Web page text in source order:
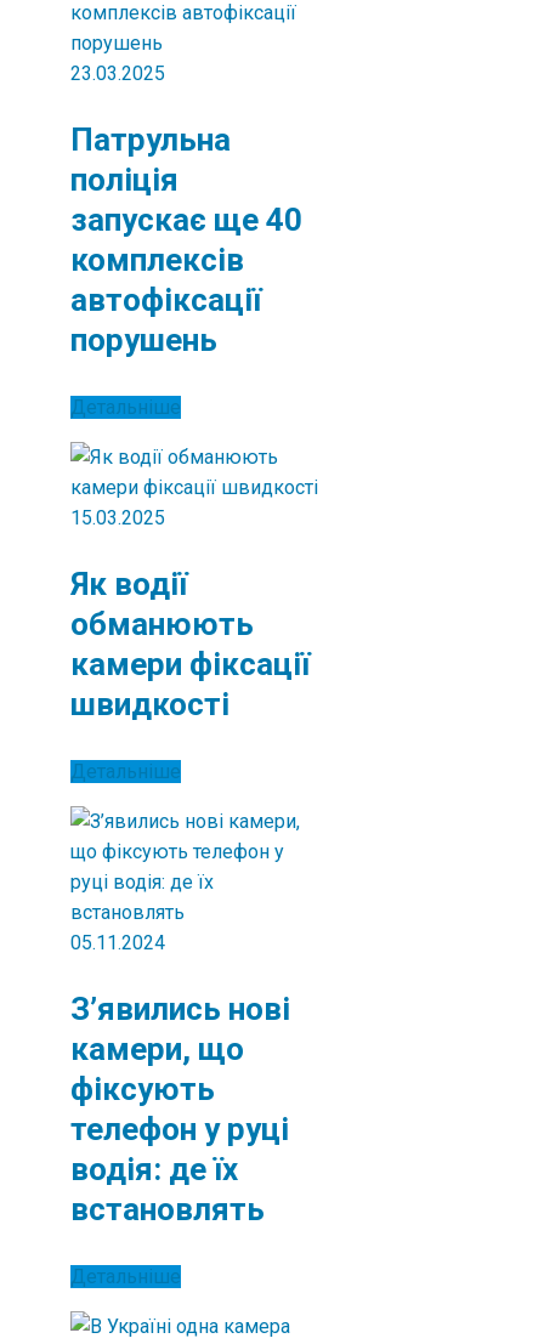
23.03.2025
Патрульна
поліція
запускає ще 40
комплексів
автофіксації
порушень
Детальніше
15.03.2025
Як водії
обманюють
камери фіксації
швидкості
Детальніше
05.11.2024
З’явились нові
камери, що
фіксують
телефон у руці
водія: де їх
встановлять
Детальніше